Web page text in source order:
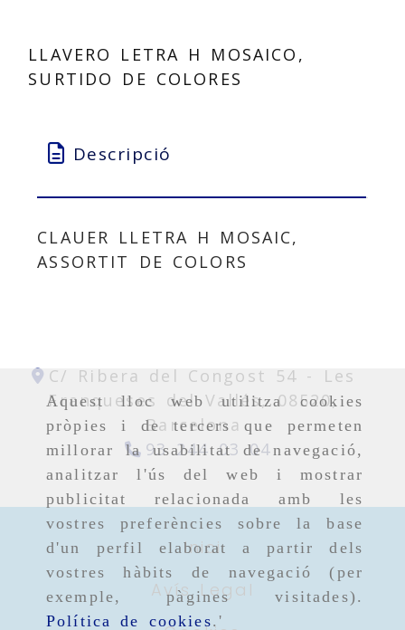
Aquest lloc web utilitza cookies
pròpies i de tercers que permeten
millorar la usabilitat de navegació,
analitzar l'ús del web i mostrar
publicitat relacionada amb les
vostres preferències sobre la base
d'un perfil elaborat a partir dels
vostres hàbits de navegació (per
exemple, pàgines visitades).
Política de cookies.'
LLAVERO LETRA H MOSAICO,
SURTIDO DE COLORES
Descripció
CLAUER LLETRA H MOSAIC,
ASSORTIT DE COLORS
C/ Ribera del Congost 54 -
Les
Franqueses del Vallés,08520,
Barcelona
93 244 03 04
Inici
Avís Legal